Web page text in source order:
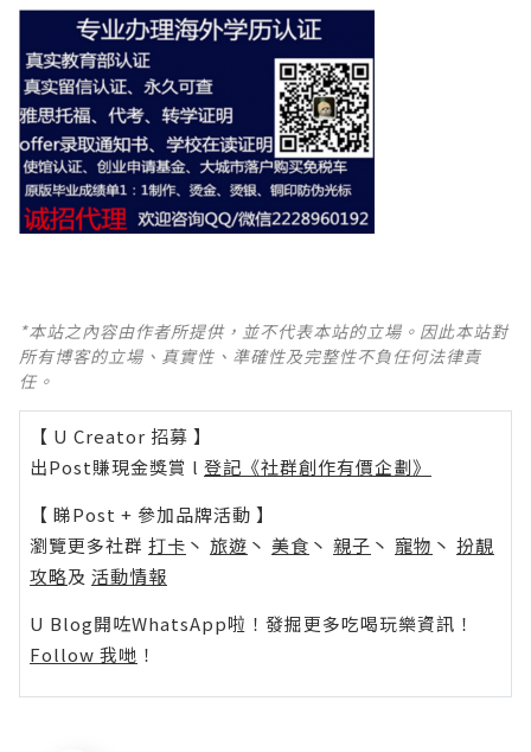
*本站之內容由作者所提供，並不代表本站的立場。因此本站對
所有博客的立場、真實性、準確性及完整性不負任何法律責
任。
【 U Creator 招募 】
出Post賺現金獎賞 l 登記《社群創作有價企劃》
【 睇Post + 參加品牌活動 】
瀏覽更多社群 打卡 丶 旅遊 丶 美食 丶 親子 丶 寵物 丶 扮靚
攻略及 活動情報
U Blog開咗WhatsApp啦！發掘更多吃喝玩樂資訊！
Follow 我哋 ！